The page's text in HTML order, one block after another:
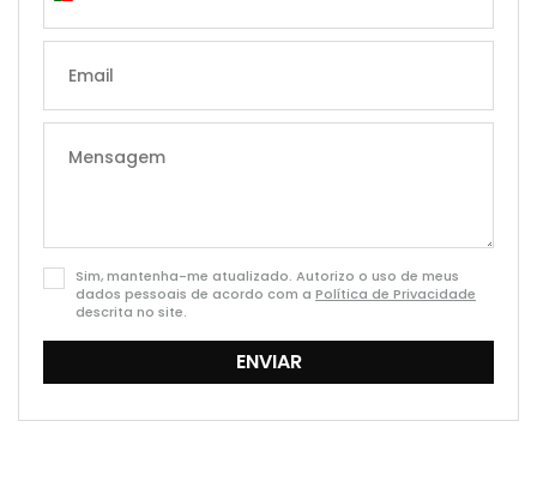
+351
Sim, mantenha-me atualizado. Autorizo o uso de meus
dados pessoais de acordo com a Política de Privacidade
descrita no site.
ENVIAR